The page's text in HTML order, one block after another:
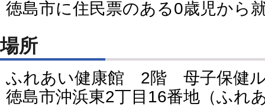
徳島市に住民票のある0歳児から
場所
ふれあい健康館 2階 母子保健
徳島市沖浜東2丁目16番地（ふれ